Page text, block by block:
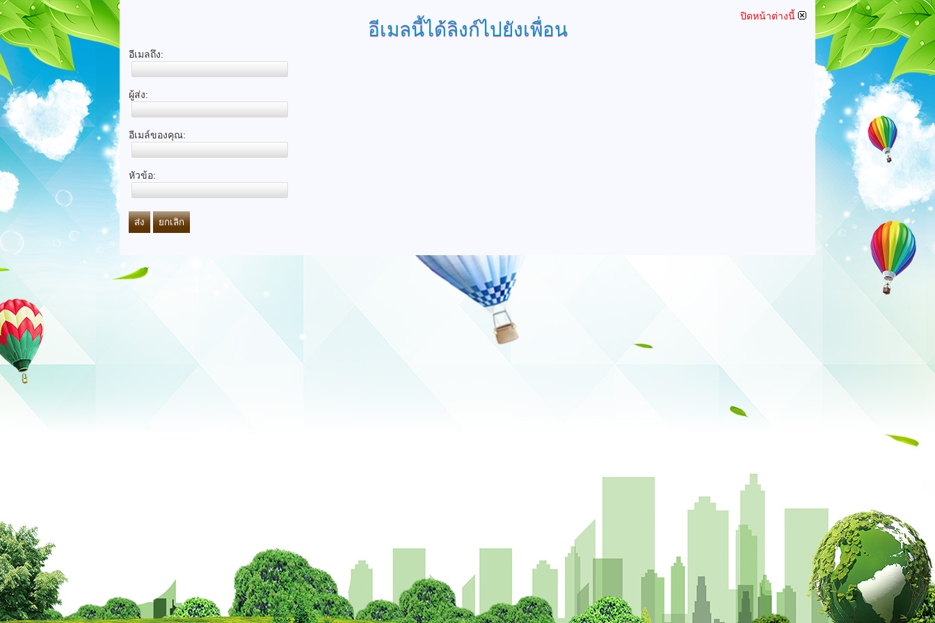
ปิดหน้าต่างนี้
อีเมลนี้ได้ลิงก์ไปยังเพื่อน
อีเมลถึง:
ผู้ส่ง:
อีเมล์ของคุณ:
หัวข้อ:
ส่ง ยกเลิก